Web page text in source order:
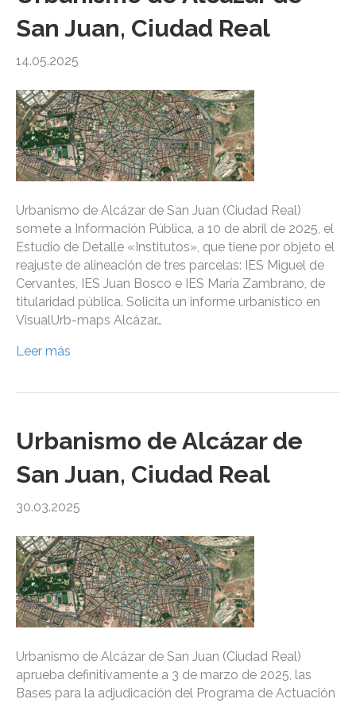
San Juan, Ciudad Real
14.05.2025
Urbanismo de Alcázar de San Juan (Ciudad Real)
somete a Información Pública, a 10 de abril de 2025, el
Estudio de Detalle «Institutos», que tiene por objeto el
reajuste de alineación de tres parcelas: IES Miguel de
Cervantes, IES Juan Bosco e IES María Zambrano, de
titularidad pública. Solicita un informe urbanístico en
VisualUrb-maps Alcázar…
Leer más
Urbanismo de Alcázar de
San Juan, Ciudad Real
30.03.2025
Urbanismo de Alcázar de San Juan (Ciudad Real)
aprueba definitivamente a 3 de marzo de 2025, las
Bases para la adjudicación del Programa de Actuación